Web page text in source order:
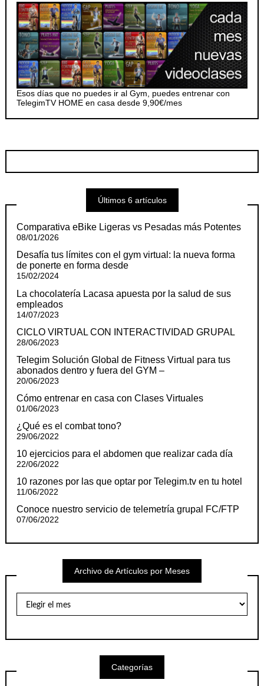
Esos días que no puedes ir al Gym, puedes entrenar con
TelegimTV HOME en casa desde 9,90€/mes
Últimos 6 artículos
Comparativa eBike Ligeras vs Pesadas más Potentes
08/01/2026
Desafía tus límites con el gym virtual: la nueva forma
de ponerte en forma desde
15/02/2024
La chocolatería Lacasa apuesta por la salud de sus
empleados
14/07/2023
CICLO VIRTUAL CON INTERACTIVIDAD GRUPAL
28/06/2023
Telegim Solución Global de Fitness Virtual para tus
abonados dentro y fuera del GYM –
20/06/2023
Cómo entrenar en casa con Clases Virtuales
01/06/2023
¿Qué es el combat tono?
29/06/2022
10 ejercicios para el abdomen que realizar cada día
22/06/2022
10 razones por las que optar por Telegim.tv en tu hotel
11/06/2022
Conoce nuestro servicio de telemetría grupal FC/FTP
07/06/2022
Archivo de Artículos por Meses
Artículos
Categorías